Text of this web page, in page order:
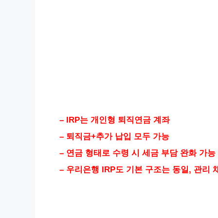
– IRP는 개인형 퇴직연금 계좌
– 퇴직금+추가 납입 모두 가능
– 연금 형태로 수령 시 세금 부담 완화 가능
– 우리은행 IRP도 기본 구조는 동일, 관리